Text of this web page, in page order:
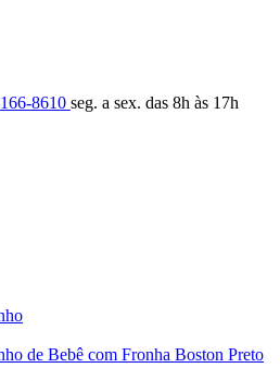
8610 seg. a sex. das 8h às 17h
de Bebê com Fronha Boston Preto